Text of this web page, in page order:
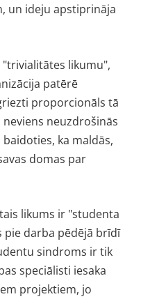
un ideju apstiprināja
likumu",
patērē
proporcionāls tā
neuzdrošinās
ka maldās,
domas par
likums ir "studenta
darba pēdējā brīdī
sindroms ir tik
speciālisti iesaka
projektiem, jo